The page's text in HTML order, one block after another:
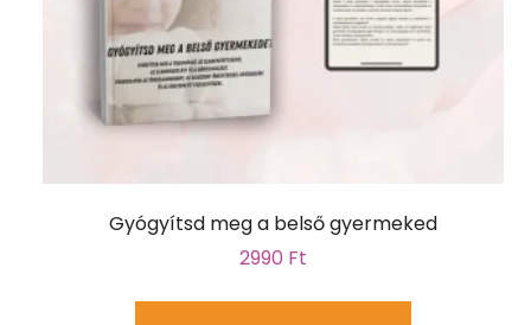
Gyógyítsd meg a belső gyermeked
2990 Ft